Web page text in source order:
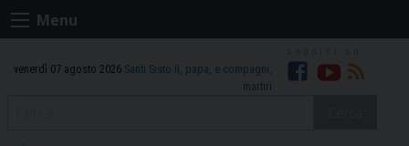
Skip
to
Menu
venerdì 07 agosto 2026 Santi Sisto II, papa, e compagni,
martiri
Facebook
Youtube
RSS